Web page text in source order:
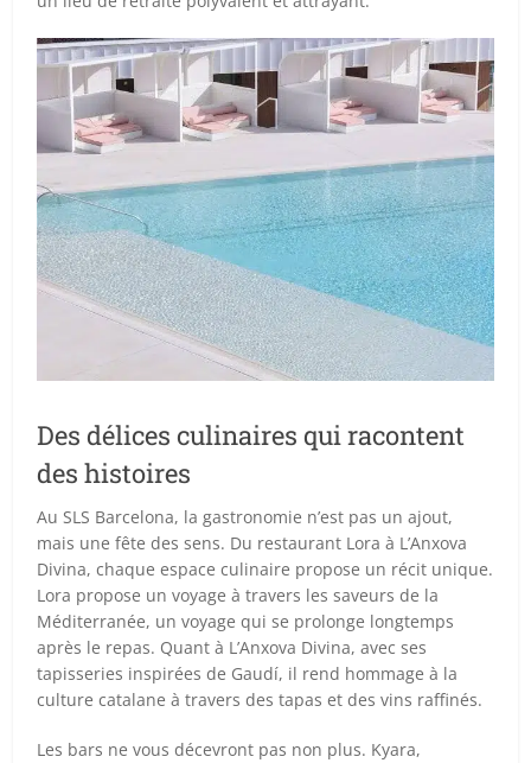
Des délices culinaires qui racontent
des histoires
Au SLS Barcelona, la gastronomie n’est pas un ajout,
mais une fête des sens. Du restaurant Lora à L’Anxova
Divina, chaque espace culinaire propose un récit unique.
Lora propose un voyage à travers les saveurs de la
Méditerranée, un voyage qui se prolonge longtemps
après le repas. Quant à L’Anxova Divina, avec ses
tapisseries inspirées de Gaudí, il rend hommage à la
culture catalane à travers des tapas et des vins raffinés.
Les bars ne vous décevront pas non plus. Kyara,